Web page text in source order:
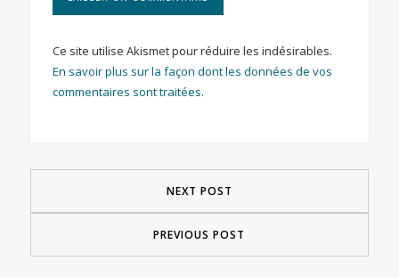
Ce site utilise Akismet pour réduire les indésirables.
En savoir plus sur la façon dont les données de vos
commentaires sont traitées.
NEXT POST
PREVIOUS POST